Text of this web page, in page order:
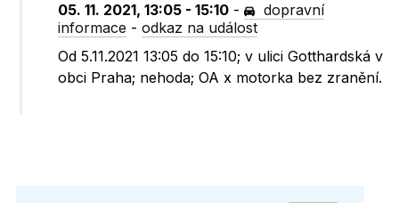
05. 11. 2021, 13:05 - 15:10 -
dopravní
informace -odkaz na událost
Od 5.11.2021 13:05 do 15:10; v ulici Gotthardská v
obci Praha; nehoda; OA x motorka bez zranění.